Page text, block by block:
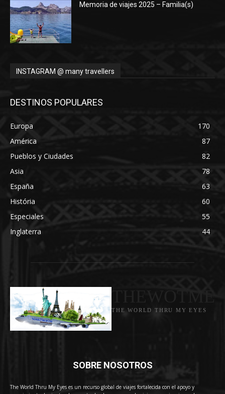
Memoria de viajes 2025 – Familia(s)
INSTAGRAM @ many travellers
DESTINOS POPULARES
Europa
170
América
87
Pueblos y Ciudades
82
Asia
78
España
63
História
60
Especiales
55
Inglaterra
44
THE WORLD THRU MY EYES
SOBRE NOSOTROS
The World Thru My Eyes es un recurso global de viajes fortalecida con el apoyo y